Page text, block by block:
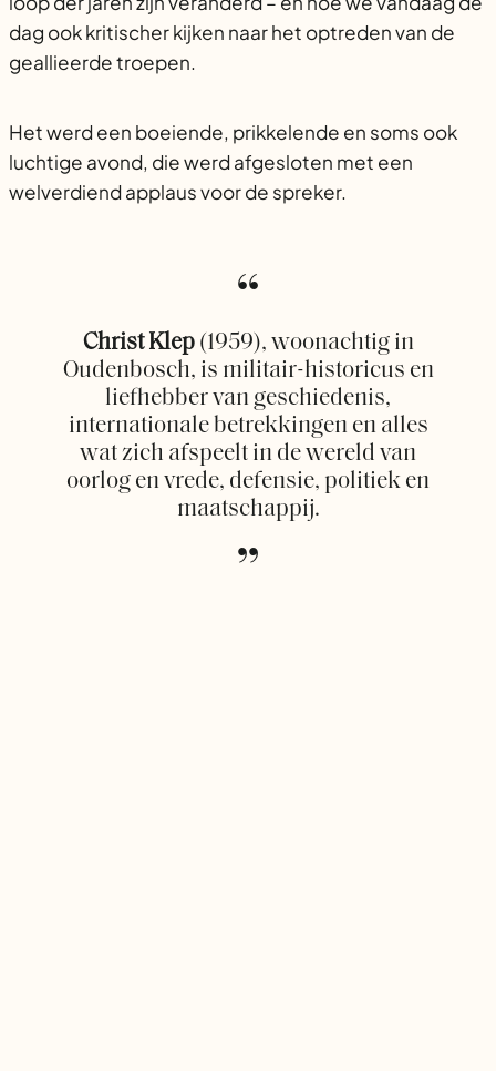
dag ook kritischer kijken naar het optreden van de
geallieerde troepen.
Het werd een boeiende, prikkelende en soms ook
luchtige avond, die werd afgesloten met een
welverdiend applaus voor de spreker.
Christ Klep(1959), woonachtig in
Oudenbosch, is militair-historicus en
liefhebber van geschiedenis,
internationale betrekkingen en alles
wat zich afspeelt in de wereld van
oorlog en vrede, defensie, politiek en
maatschappij.